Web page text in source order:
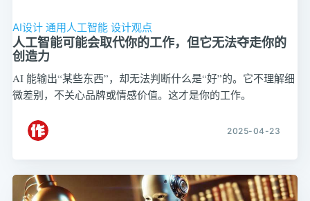
AI设计 通用人工智能 设计观点
人工智能可能会取代你的工作，但它无法夺走你的
创造力
AI 能输出“某些东西”，却无法判断什么是“好”的。它不理解细
微差别，不关心品牌或情感价值。这才是你的工作。
2025-04-23